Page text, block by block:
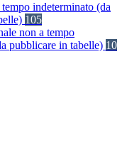
indeterminato (da
105
non a tempo
pubblicare in tabelle) 10